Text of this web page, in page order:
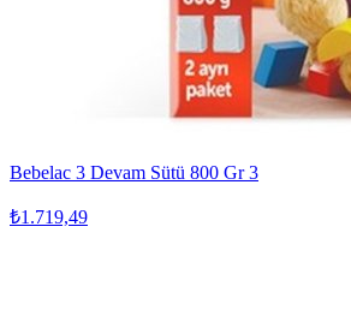
Bebelac 3 Devam Sütü 800 Gr 3
₺1.719,49